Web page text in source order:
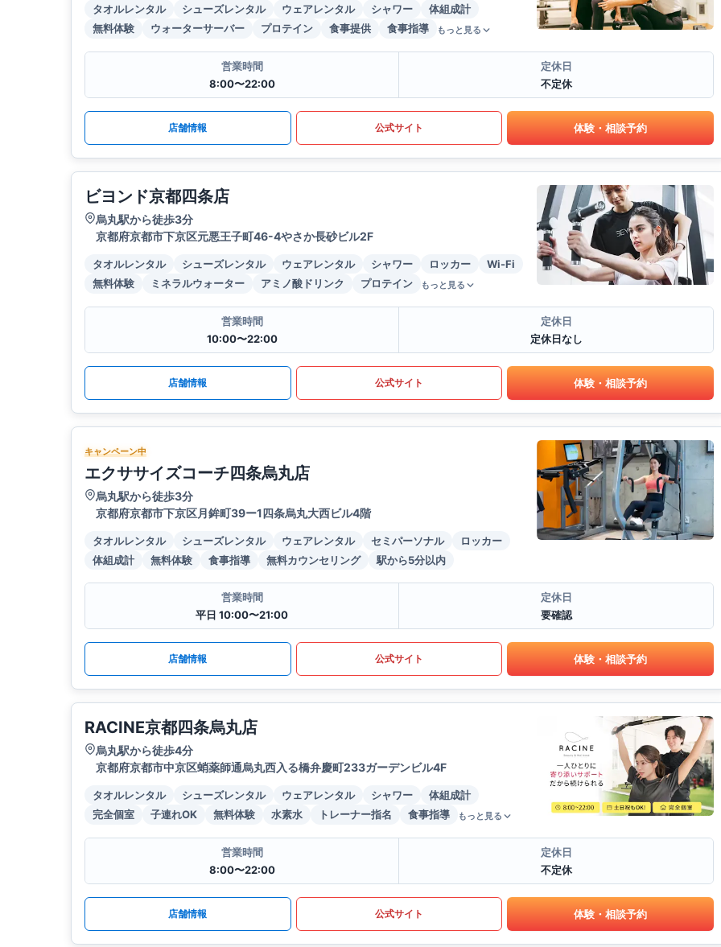
タオルレンタル シューズレンタル ウェアレンタル シャワー
体組成計
無料体験
ウォーターサーバー プロテイン 食事提供 食事指導 もっと見る
営業時間
8:00〜22:00
定休日
不定休
店舗情報 公式サイト 体験・相談予約
ビヨンド京都四条店
烏丸駅から徒歩3分
京都府京都市下京区元悪王子町46-4やさか長砂ビル2F
タオルレンタル シューズレンタル ウェアレンタル シャワー ロッカー
Wi-Fi
無料体験
ミネラルウォーター アミノ酸ドリンク プロテイン もっと見る
営業時間
10:00〜22:00
定休日
定休日なし
店舗情報 公式サイト 体験・相談予約
キャンペーン中
エクササイズコーチ四条烏丸店
烏丸駅から徒歩3分
京都府京都市下京区月鉾町39ー1四条烏丸大西ビル4階
タオルレンタル シューズレンタル ウェアレンタル セミパーソナル
ロッカー
体組成計
無料体験 食事指導 無料カウンセリング 駅から5分以内
営業時間
平日 10:00〜21:00
定休日
要確認
店舗情報 公式サイト 体験・相談予約
RACINE京都四条烏丸店
烏丸駅から徒歩4分
京都府京都市中京区蛸薬師通烏丸西入る橋弁慶町233ガーデンビル4F
タオルレンタル シューズレンタル ウェアレンタル シャワー
体組成計
完全個室
子連れOK 無料体験 水素水 トレーナー指名 食事指導 もっと見る
営業時間
8:00〜22:00
定休日
不定休
店舗情報 公式サイト 体験・相談予約